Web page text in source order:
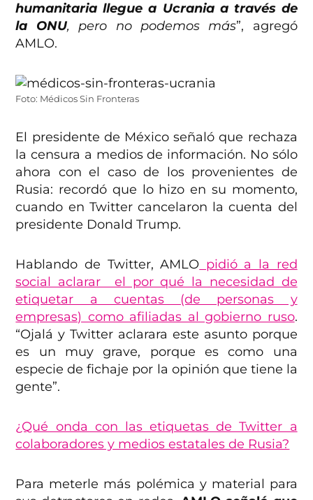
humanitaria llegue a Ucrania a través de
la ONU, pero no podemos más”, agregó
AMLO.
Foto: Médicos Sin Fronteras
El presidente de México señaló que rechaza
la censura a medios de información. No sólo
ahora con el caso de los provenientes de
Rusia: recordó que lo hizo en su momento,
cuando en Twitter cancelaron la cuenta del
presidente Donald Trump.
Hablando de Twitter, AMLO pidió a la red
social aclarar el por qué la necesidad de
etiquetar a cuentas (de personas y
empresas) como afiliadas al gobierno ruso.
“Ojalá y Twitter aclarara este asunto porque
es un muy grave, porque es como una
especie de fichaje por la opinión que tiene la
gente”.
¿Qué onda con las etiquetas de Twitter a
colaboradores y medios estatales de Rusia?
Para meterle más polémica y material para